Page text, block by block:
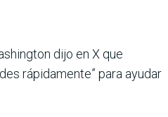
dijo en X que
rápidamente” para ayudar